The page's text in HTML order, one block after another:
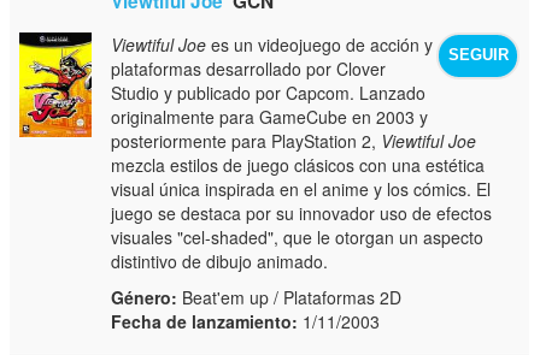
SEGUIR
Viewtiful Joe es un videojuego de acción y
plataformas desarrollado por Clover
Studio y publicado por Capcom. Lanzado
originalmente para GameCube en 2003 y
posteriormente para PlayStation 2, Viewtiful Joe
mezcla estilos de juego clásicos con una estética
visual única inspirada en el anime y los cómics. El
juego se destaca por su innovador uso de efectos
visuales "cel-shaded", que le otorgan un aspecto
distintivo de dibujo animado.
Género: Beat'em up / Plataformas 2D
Fecha de lanzamiento: 1/11/2003